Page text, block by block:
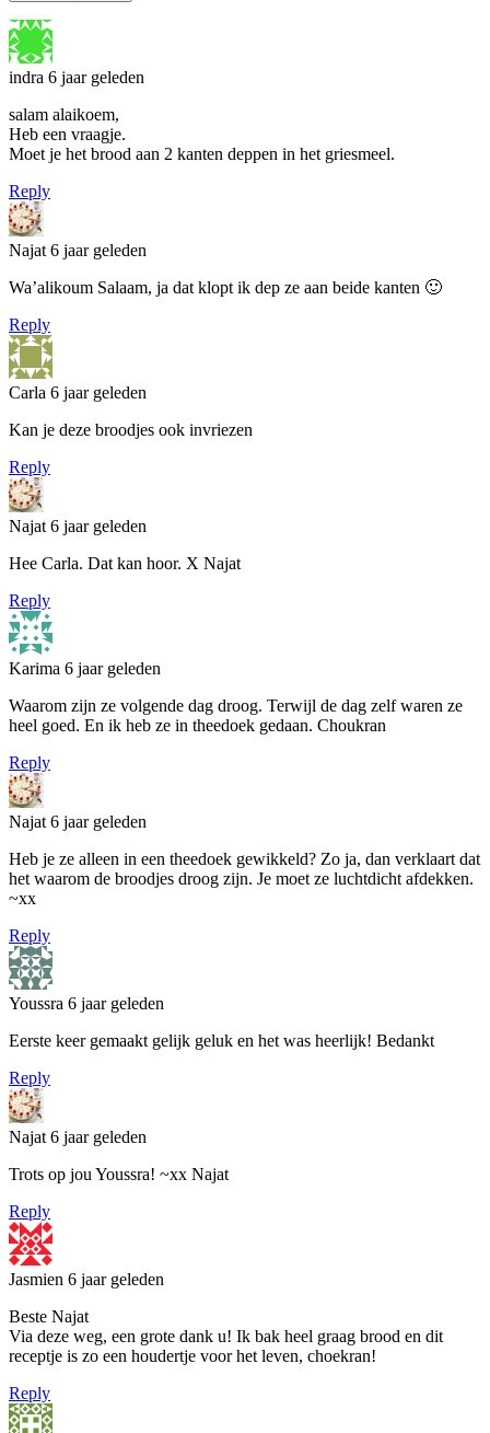
indra 6 jaar geleden
salam alaikoem,
Heb een vraagje.
Moet je het brood aan 2 kanten deppen in het griesmeel.
Reply
Najat 6 jaar geleden
Wa’alikoum Salaam, ja dat klopt ik dep ze aan beide kanten 🙂
Reply
Carla 6 jaar geleden
Kan je deze broodjes ook invriezen
Reply
Najat 6 jaar geleden
Hee Carla. Dat kan hoor. X Najat
Reply
Karima 6 jaar geleden
Waarom zijn ze volgende dag droog. Terwijl de dag zelf waren ze
heel goed. En ik heb ze in theedoek gedaan. Choukran
Reply
Najat 6 jaar geleden
Heb je ze alleen in een theedoek gewikkeld? Zo ja, dan verklaart dat
het waarom de broodjes droog zijn. Je moet ze luchtdicht afdekken.
~xx
Reply
Youssra 6 jaar geleden
Eerste keer gemaakt gelijk geluk en het was heerlijk! Bedankt
Reply
Najat 6 jaar geleden
Trots op jou Youssra! ~xx Najat
Reply
Jasmien 6 jaar geleden
Beste Najat
Via deze weg, een grote dank u! Ik bak heel graag brood en dit
receptje is zo een houdertje voor het leven, choekran!
Reply